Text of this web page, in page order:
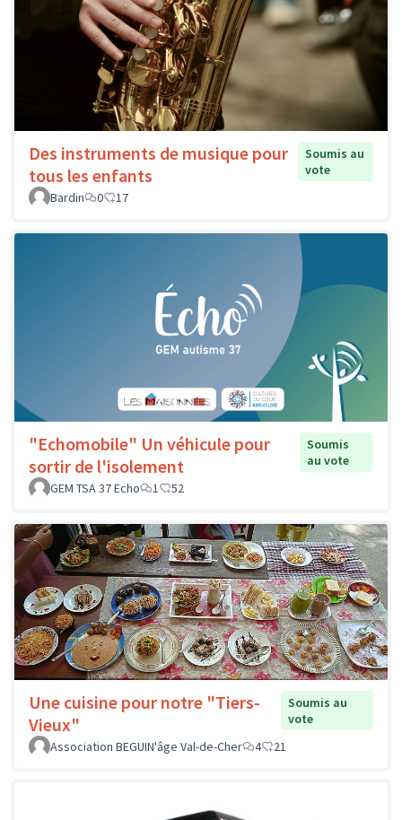
Des instruments de musique pour
tous les enfants
Soumis au
vote
Bardin
0 17
"Echomobile" Un véhicule pour
sortir de l'isolement
Soumis
au vote
GEM TSA 37 Echo
1 52
Une cuisine pour notre "Tiers-
Vieux"
Soumis au
vote
Association BEGUIN'âge Val-de-Cher
4 21